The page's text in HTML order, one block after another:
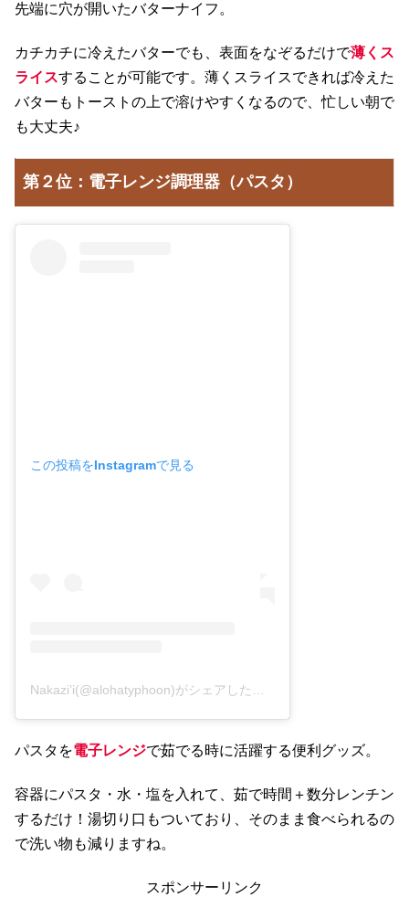
先端に穴が開いたバターナイフ。
カチカチに冷えたバターでも、表面をなぞるだけで薄くス
ライスすることが可能です。薄くスライスできれば冷えた
バターもトーストの上で溶けやすくなるので、忙しい朝で
も大丈夫♪
第２位：電子レンジ調理器（パスタ）
この投稿をInstagramで見る
Nakazi’i(@alohatyphoon)がシェアした投稿
パスタを電子レンジで茹でる時に活躍する便利グッズ。
容器にパスタ・水・塩を入れて、茹で時間＋数分レンチン
するだけ！湯切り口もついており、そのまま食べられるの
で洗い物も減りますね。
スポンサーリンク